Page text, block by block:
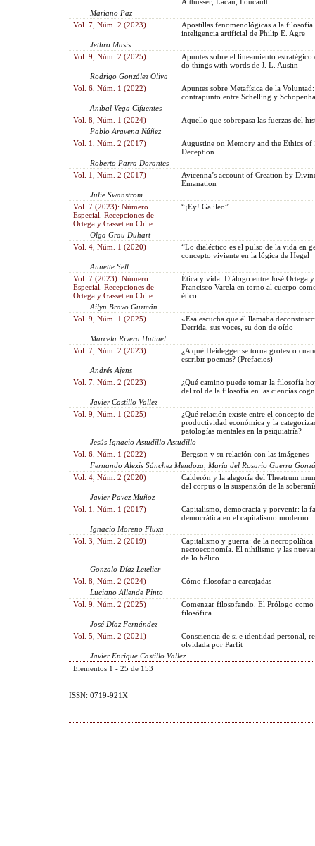
Mariano Paz
Vol. 7, Núm. 2 (2023)
Apostillas fenomenológicas a la filosofía
inteligencia artificial de Philip E. Agre
Jethro Masis
Vol. 9, Núm. 2 (2025)
Apuntes sobre el lineamiento
do things with words de J. L. Austin
Rodrigo González Oliva
Vol. 6, Núm. 1 (2022)
Apuntes sobre Metafísica de la
contrapunto entre Schelling y
Aníbal Vega Cifuentes
Vol. 8, Núm. 1 (2024)
Aquello que sobrepasa las fuerzas del
Pablo Aravena Núñez
Vol. 1, Núm. 2 (2017)
Augustine on Memory and the Ethics of
Deception
Roberto Parra Dorantes
Vol. 1, Núm. 2 (2017)
Avicenna’s account of Creation by
Emanation
Julie Swanstrom
Vol. 7 (2023): Número
Especial. Recepciones de
Ortega y Gasset en Chile
“¡Ey! Galileo”
Olga Grau Duhart
Vol. 4, Núm. 1 (2020)
“Lo dialéctico es el pulso de la vida en
concepto viviente en la lógica de Hegel
Annette Sell
Vol. 7 (2023): Número
Especial. Recepciones de
Ortega y Gasset en Chile
Ética y vida. Diálogo entre José Ortega y
Francisco Varela en torno al cuerpo
ético
Ailyn Bravo Guzmán
Vol. 9, Núm. 1 (2025)
«Esa escucha que él llamaba
Derrida, sus voces, su don de oído
Marcela Rivera Hutinel
Vol. 7, Núm. 2 (2023)
¿A qué Heidegger se torna grotesco
escribir poemas? (Prefacios)
Andrés Ajens
Vol. 7, Núm. 2 (2023)
¿Qué camino puede tomar la filosofía
del rol de la filosofía en las ciencias
Javier Castillo Vallez
Vol. 9, Núm. 1 (2025)
¿Qué relación existe entre el concepto de
productividad económica y la
patologías mentales en la psiquiatría?
Jesús Ignacio Astudillo Astudillo
Vol. 6, Núm. 1 (2022)
Bergson y su relación con las imágenes
Fernando Alexis Sánchez Mendoza, María del Rosario Guerra
Vol. 4, Núm. 2 (2020)
Calderón y la alegoría del Theatrum
del corpus o la suspensión de la
Javier Pavez Muñoz
Vol. 1, Núm. 1 (2017)
Capitalismo, democracia y porvenir: la
democrática en el capitalismo moderno
Ignacio Moreno Fluxa
Vol. 3, Núm. 2 (2019)
Capitalismo y guerra: de la necropolítica
necroeconomía. El nihilismo y las
de lo bélico
Gonzalo Díaz Letelier
Vol. 8, Núm. 2 (2024)
Cómo filosofar a carcajadas
Luciano Allende Pinto
Vol. 9, Núm. 2 (2025)
Comenzar filosofando. El Prólogo como
filosófica
José Díaz Fernández
Vol. 5, Núm. 2 (2021)
Consciencia de si e identidad personal,
olvidada por Parfit
Javier Enrique Castillo Vallez
Elementos 1 - 25 de 153
ISSN: 0719-921X